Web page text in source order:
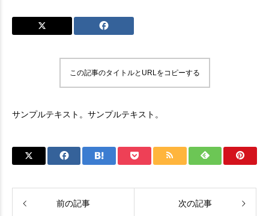
この記事のタイトルとURLをコピーする
サンプルテキスト。サンプルテキスト。
前の記事 次の記事